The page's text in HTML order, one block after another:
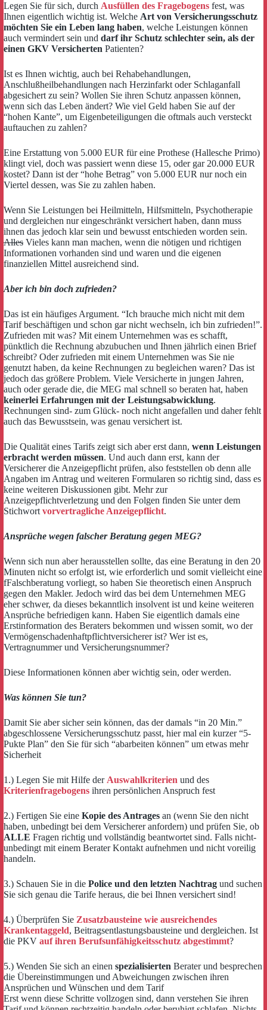
Legen Sie für sich, durch Ausfüllen des Fragebogens fest, was
Ihnen eigentlich wichtig ist. Welche Art von Versicherungsschutz
möchten Sie ein Leben lang haben, welche Leistungen können
auch vermindert sein und darf ihr Schutz schlechter sein, als der
einen GKV Versicherten Patienten?
Ist es Ihnen wichtig, auch bei Rehabehandlungen,
Anschlußheilbehandlungen nach Herzinfarkt oder Schlaganfall
abgesichert zu sein? Wollen Sie ihren Schutz anpassen können,
wenn sich das Leben ändert? Wie viel Geld haben Sie auf der
“hohen Kante”, um Eigenbeteiligungen die oftmals auch versteckt
auftauchen zu zahlen?
Eine Erstattung von 5.000 EUR für eine Prothese (Hallesche Primo)
klingt viel, doch was passiert wenn diese 15, oder gar 20.000 EUR
kostet? Dann ist der “hohe Betrag” von 5.000 EUR nur noch ein
Viertel dessen, was Sie zu zahlen haben.
Wenn Sie Leistungen bei Heilmitteln, Hilfsmitteln, Psychotherapie
und dergleichen nur eingeschränkt versichert haben, dann muss
ihnen das jedoch klar sein und bewusst entschieden worden sein.
Alles Vieles kann man machen, wenn die nötigen und richtigen
Informationen vorhanden sind und waren und die eigenen
finanziellen Mittel ausreichend sind.
Aber ich bin doch zufrieden?
Das ist ein häufiges Argument. “Ich brauche mich nicht mit dem
Tarif beschäftigen und schon gar nicht wechseln, ich bin zufrieden!”.
Zufrieden mit was? Mit einem Unternehmen was es schafft,
pünktlich die Rechnung abzubuchen und Ihnen jährlich einen Brief
schreibt? Oder zufrieden mit einem Unternehmen was Sie nie
genutzt haben, da keine Rechnungen zu begleichen waren? Das ist
jedoch das größere Problem. Viele Versicherte in jungen Jahren,
auch oder gerade die, die MEG mal schnell so beraten hat, haben
keinerlei Erfahrungen mit der Leistungsabwicklung.
Rechnungen sind- zum Glück- noch nicht angefallen und daher fehlt
auch das Bewusstsein, was genau versichert ist.
Die Qualität eines Tarifs zeigt sich aber erst dann, wenn Leistungen
erbracht werden müssen. Und auch dann erst, kann der
Versicherer die Anzeigepflicht prüfen, also feststellen ob denn alle
Angaben im Antrag und weiteren Formularen so richtig sind, dass es
keine weiteren Diskussionen gibt. Mehr zur
Anzeigepflichtverletzung und den Folgen finden Sie unter dem
Stichwort vorvertragliche Anzeigepflicht.
Ansprüche wegen falscher Beratung gegen MEG?
Wenn sich nun aber herausstellen sollte, das eine Beratung in den 20
Minuten nicht so erfolgt ist, wie erforderlich und somit vielleicht eine
fFalschberatung vorliegt, so haben Sie theoretisch einen Anspruch
gegen den Makler. Jedoch wird das bei dem Unternehmen MEG
eher schwer, da dieses bekanntlich insolvent ist und keine weiteren
Ansprüche befriedigen kann. Haben Sie eigentlich damals eine
Erstinformation des Beraters bekommen und wissen somit, wo der
Vermögenschadenhaftpflichtversicherer ist? Wer ist es,
Vertragnummer und Versicherungsnummer?
Diese Informationen können aber wichtig sein, oder werden.
Was können Sie tun?
Damit Sie aber sicher sein können, das der damals “in 20 Min.”
abgeschlossene Versicherungsschutz passt, hier mal ein kurzer “5-
Pukte Plan” den Sie für sich “abarbeiten können” um etwas mehr
Sicherheit
1.) Legen Sie mit Hilfe der Auswahlkriterien und des
Kriterienfragebogens ihren persönlichen Anspruch fest
2.) Fertigen Sie eine Kopie des Antrages an (wenn Sie den nicht
haben, unbedingt bei dem Versicherer anfordern) und prüfen Sie, ob
ALLE Fragen richtig und vollständig beantwortet sind. Falls nicht-
unbedingt mit einem Berater Kontakt aufnehmen und nicht voreilig
handeln.
3.) Schauen Sie in die Police und den letzten Nachtrag und suchen
Sie sich genau die Tarife heraus, die bei Ihnen versichert sind!
4.) Überprüfen Sie Zusatzbausteine wie ausreichendes
Krankentaggeld, Beitragsentlastungsbausteine und dergleichen. Ist
die PKV auf ihren Berufsunfähigkeitsschutz abgestimmt?
5.) Wenden Sie sich an einen spezialisierten Berater und besprechen
die Übereinstimmungen und Abweichungen zwischen ihren
Ansprüchen und Wünschen und dem Tarif
Erst wenn diese Schritte vollzogen sind, dann verstehen Sie ihren